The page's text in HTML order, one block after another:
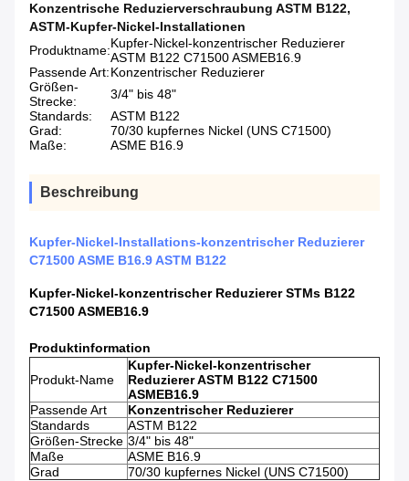
Konzentrische Reduzierverschraubung ASTM B122,
ASTM-Kupfer-Nickel-Installationen
Produktname:Kupfer-Nickel-konzentrischer Reduzierer
ASTM B122 C71500 ASMEB16.9
Passende Art:Konzentrischer Reduzierer
Größen-
Strecke:
3/4" bis 48"
Standards:
ASTM B122
Grad:
70/30 kupfernes Nickel (UNS C71500)
Maße:
ASME B16.9
Beschreibung
Kupfer-Nickel-Installations-konzentrischer Reduzierer
C71500 ASME B16.9 ASTM B122
Kupfer-Nickel-konzentrischer Reduzierer STMs B122
C71500 ASMEB16.9
Produktinformation
Produkt-Name
Kupfer-Nickel-konzentrischer
Reduzierer ASTM B122 C71500
ASMEB16.9
Passende Art
Konzentrischer Reduzierer
Standards
ASTM B122
Größen-Strecke 3/4" bis 48"
Maße
ASME B16.9
Grad
70/30 kupfernes Nickel (UNS C71500)